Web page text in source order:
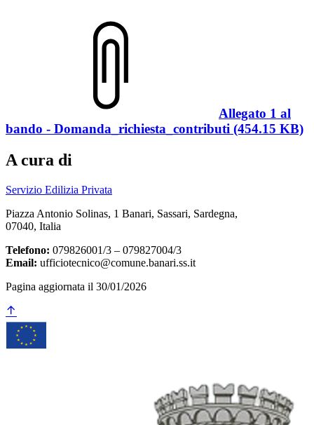
Allegato 1 al
bando - Domanda_richiesta_contributi (454.15 KB)
A cura di
Servizio Edilizia Privata
Piazza Antonio Solinas, 1 Banari, Sassari, Sardegna,
07040, Italia
Telefono: 079826001/3 – 079827004/3
Email: ufficiotecnico@comune.banari.ss.it
Pagina aggiornata il 30/01/2026